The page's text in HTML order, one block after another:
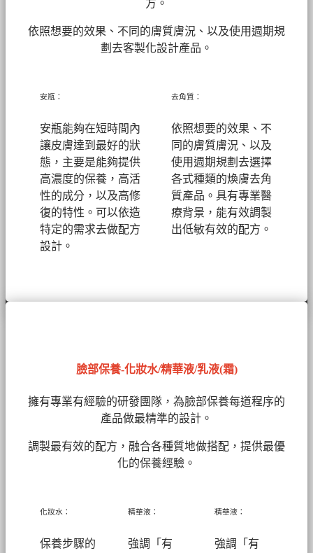
方。
依照想要的效果、不同的膚質膚況、以及使用週期規
劃去客製化設計產品。
安瓶：
安瓶能夠在短時間內
讓皮膚達到最好的狀
態，主要是能夠提供
高濃度的保養，高活
性的成分，以及高修
復的特性。可以依造
特定的需求去做配方
設計。
去角質：
依照想要的效果、不
同的膚質膚況、以及
使用週期規劃去選擇
各式種類的煥膚去角
質產品。具有專業醫
療背景，能有效調製
出低敏有效的配方。
臉部保養-化妝水/精華液/乳液(霜)
擁有專業有經驗的研發團隊，為臉部保養每道程序的
產品做最精準的設計。
調製最有效的配方，融合各種質地做搭配，提供最優
化的保養經驗。
化妝水：
保養步驟的
精華液：
強調「有
精華液：
強調「有